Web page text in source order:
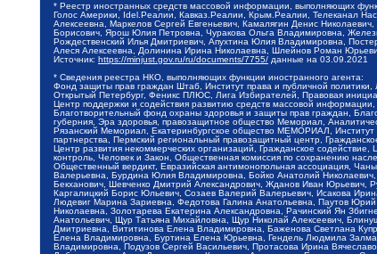
* Реестр иностранных средств массовой информации, выполняющих
Голос Америки, Idel.Реалии, Кавказ.Реалии, Крым.Реалии, Телеканал
Алексеевна, Маркелов Сергей Евгеньевич, Камалягин Денис
Борисович, Ярош Юлия Петровна, Чуракова Ольга Владимировна,
Рождественский Илья Дмитриевич, Апухтина Юлия Владимировна,
Алеся Алексеевна, Долинина Ирина Николаевна, Шлейнов Роман
Источник: https://minjust.gov.ru/ru/documents/7755/ данные на 03.09.2021
* Сведения реестра НКО, выполняющих функции иностранного агента:
Фонд защиты прав граждан Штаб, Институт права и публичной
Открытый Петербург, Феникс ПЛЮС, Лига Избирателей, Правовая
Центр поддержки и содействия развитию средств массовой
Благотворительный фонд охраны здоровья и защиты прав граждан,
губерния, Эра здоровья, правозащитное общество Мемориал,
Рязанский Мемориал, Екатеринбургское общество МЕМОРИАЛ, Институт
партнерства, Пермский региональный правозащитный центр,
Центр развития некоммерческих организаций, Гражданское
контроль, Человек и Закон, Общественная комиссия по сохранению
Общественный вердикт, Евразийская антимонопольная ассоциация,
Валерьевна, Бурдина Юлия Владимировна, Бойко Анатолий Николаевич,
Бекханович, Шевченко Дмитрий Александрович, Жданов Иван Юрьевич,
Каргалицкий Борис Юльевич, Созаев Валерий Валерьевич, Исакова
Людевиг Марина Зариевна, Федотова Галина Анатольевна, Паутов
Николаевна, Золотарева Екатерина Александровна, Рачинский Ян
Анатольевич, Щур Татьяна Михайловна, Щур Николай Алексеевич,
Дмитриевна, Вититинова Елена Владимировна, Баженова Светлана
Елена Владимировна, Буртина Елена Юрьевна, Гендель Людмила
Владимировна, Подузов Сергей Васильевич, Протасова Ирина